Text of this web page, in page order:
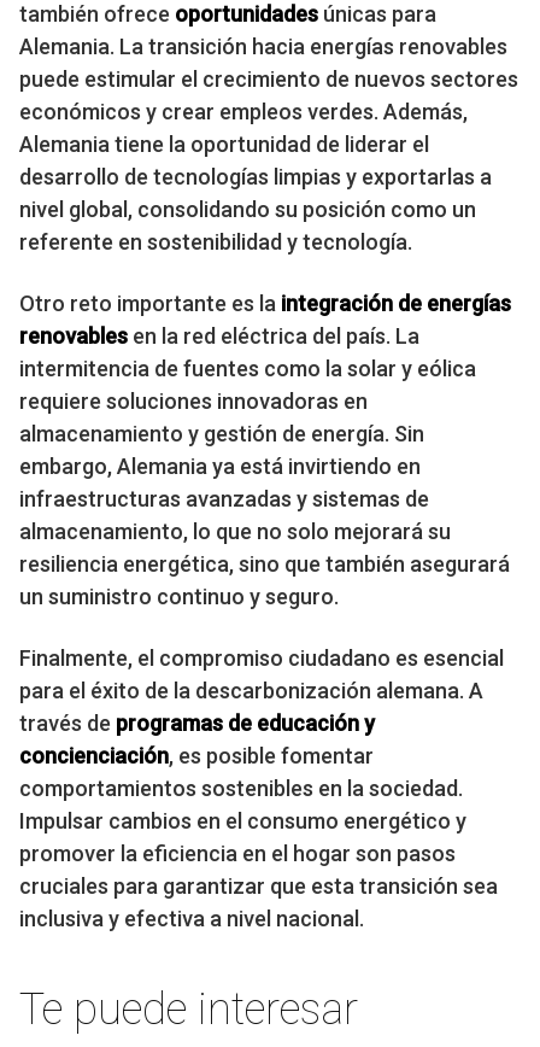
también ofrece oportunidades únicas para
Alemania. La transición hacia energías renovables
puede estimular el crecimiento de nuevos sectores
económicos y crear empleos verdes. Además,
Alemania tiene la oportunidad de liderar el
desarrollo de tecnologías limpias y exportarlas a
nivel global, consolidando su posición como un
referente en sostenibilidad y tecnología.
Otro reto importante es la integración de energías
renovables en la red eléctrica del país. La
intermitencia de fuentes como la solar y eólica
requiere soluciones innovadoras en
almacenamiento y gestión de energía. Sin
embargo, Alemania ya está invirtiendo en
infraestructuras avanzadas y sistemas de
almacenamiento, lo que no solo mejorará su
resiliencia energética, sino que también asegurará
un suministro continuo y seguro.
Finalmente, el compromiso ciudadano es esencial
para el éxito de la descarbonización alemana. A
través de programas de educación y
concienciación, es posible fomentar
comportamientos sostenibles en la sociedad.
Impulsar cambios en el consumo energético y
promover la eficiencia en el hogar son pasos
cruciales para garantizar que esta transición sea
inclusiva y efectiva a nivel nacional.
Te puede interesar